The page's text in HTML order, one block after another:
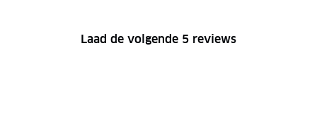
Laad de volgende 5 reviews